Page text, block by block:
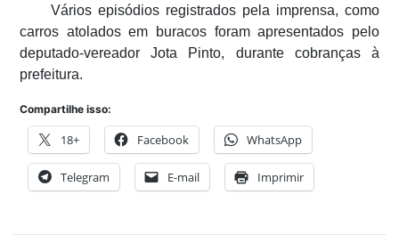
Vários episódios registrados pela imprensa, como
carros atolados em buracos foram apresentados pelo
deputado-vereador Jota Pinto, durante cobranças à
prefeitura.
Compartilhe isso:
18+ Facebook WhatsApp
Telegram E-mail Imprimir